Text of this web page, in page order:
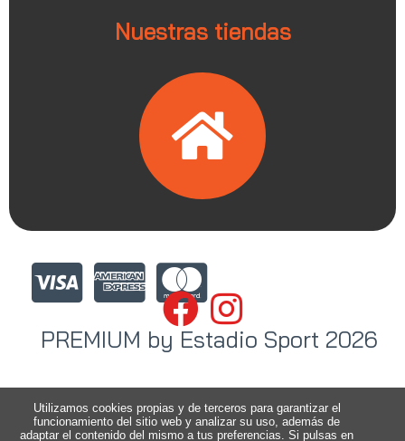
Nuestras tiendas
PREMIUM by Estadio Sport 2026
Utilizamos cookies propias y de terceros para garantizar el
funcionamiento del sitio web y analizar su uso, además de
adaptar el contenido del mismo a tus preferencias. Si pulsas en